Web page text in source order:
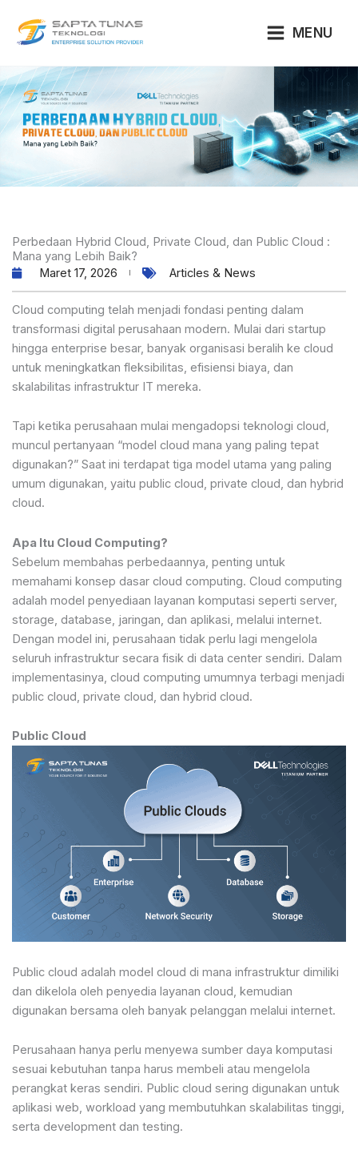
konten
MENU
Perbedaan Hybrid Cloud, Private Cloud, dan Public Cloud :
Mana yang Lebih Baik?
Maret 17, 2026
Articles & News
Cloud computing telah menjadi fondasi penting dalam
transformasi digital perusahaan modern. Mulai dari startup
hingga enterprise besar, banyak organisasi beralih ke cloud
untuk meningkatkan fleksibilitas, efisiensi biaya, dan
skalabilitas infrastruktur IT mereka.
Tapi ketika perusahaan mulai mengadopsi teknologi cloud,
muncul pertanyaan “model cloud mana yang paling tepat
digunakan?” Saat ini terdapat tiga model utama yang paling
umum digunakan, yaitu public cloud, private cloud, dan hybrid
cloud.
Apa Itu Cloud Computing?
Sebelum membahas perbedaannya, penting untuk
memahami konsep dasar cloud computing. Cloud computing
adalah model penyediaan layanan komputasi seperti server,
storage, database, jaringan, dan aplikasi, melalui internet.
Dengan model ini, perusahaan tidak perlu lagi mengelola
seluruh infrastruktur secara fisik di data center sendiri. Dalam
implementasinya, cloud computing umumnya terbagi menjadi
public cloud, private cloud, dan hybrid cloud.
Public Cloud
Public cloud adalah model cloud di mana infrastruktur dimiliki
dan dikelola oleh penyedia layanan cloud, kemudian
digunakan bersama oleh banyak pelanggan melalui internet.
Perusahaan hanya perlu menyewa sumber daya komputasi
sesuai kebutuhan tanpa harus membeli atau mengelola
perangkat keras sendiri. Public cloud sering digunakan untuk
aplikasi web, workload yang membutuhkan skalabilitas tinggi,
serta development dan testing.